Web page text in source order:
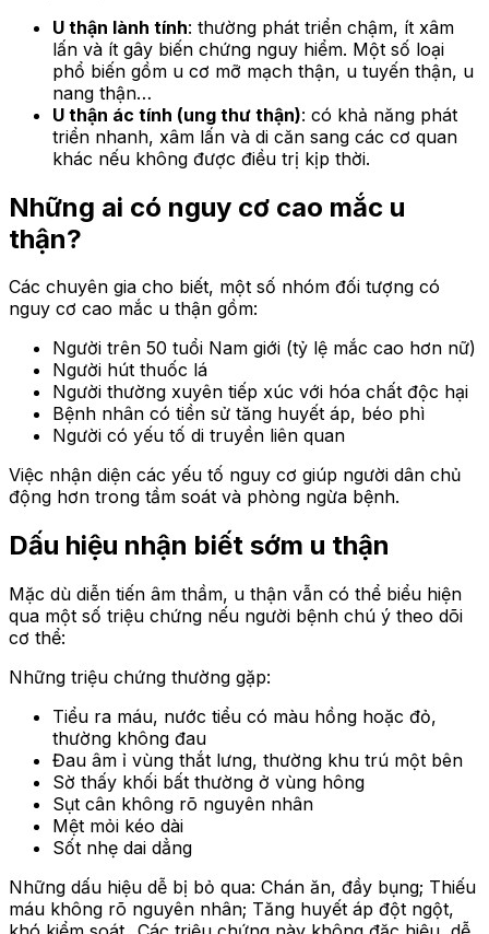
U thận lành tính: thường phát triển chậm, ít xâm
lấn và ít gây biến chứng nguy hiểm. Một số loại
phổ biến gồm u cơ mỡ mạch thận, u tuyến thận, u
nang thận…
U thận ác tính (ung thư thận): có khả năng phát
triển nhanh, xâm lấn và di căn sang các cơ quan
khác nếu không được điều trị kịp thời.
Những ai có nguy cơ cao mắc u
thận?
Các chuyên gia cho biết, một số nhóm đối tượng có
nguy cơ cao mắc u thận gồm:
Người trên 50 tuổi Nam giới (tỷ lệ mắc cao hơn nữ)
Người hút thuốc lá
Người thường xuyên tiếp xúc với hóa chất độc hại
Bệnh nhân có tiền sử tăng huyết áp, béo phì
Người có yếu tố di truyền liên quan
Việc nhận diện các yếu tố nguy cơ giúp người dân chủ
động hơn trong tầm soát và phòng ngừa bệnh.
Dấu hiệu nhận biết sớm u thận
Mặc dù diễn tiến âm thầm, u thận vẫn có thể biểu hiện
qua một số triệu chứng nếu người bệnh chú ý theo dõi
cơ thể:
Những triệu chứng thường gặp:
Tiểu ra máu, nước tiểu có màu hồng hoặc đỏ,
thường không đau
Đau âm ỉ vùng thắt lưng, thường khu trú một bên
Sờ thấy khối bất thường ở vùng hông
Sụt cân không rõ nguyên nhân
Mệt mỏi kéo dài
Sốt nhẹ dai dẳng
Những dấu hiệu dễ bị bỏ qua: Chán ăn, đầy bụng; Thiếu
máu không rõ nguyên nhân; Tăng huyết áp đột ngột,